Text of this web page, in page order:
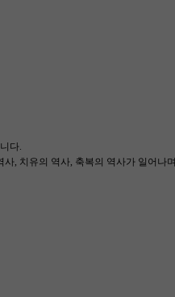
다.
, 치유의 역사, 축복의 역사가 일어나며